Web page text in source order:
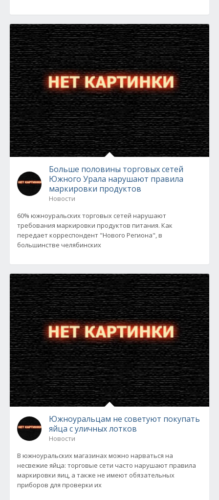
Больше половины торговых сетей
Южного Урала нарушают правила
маркировки продуктов
Новости
60% южноуральских торговых сетей нарушают
требования маркировки продуктов питания. Как
передает корреспондент "Нового Региона", в
большинстве челябинских
Южноуральцам не советуют покупать
яйца с уличных лотков
Новости
В южноуральских магазинах можно нарваться на
несвежие яйца: торговые сети часто нарушают правила
маркировки яиц, а также не имеют обязательных
приборов для проверки их